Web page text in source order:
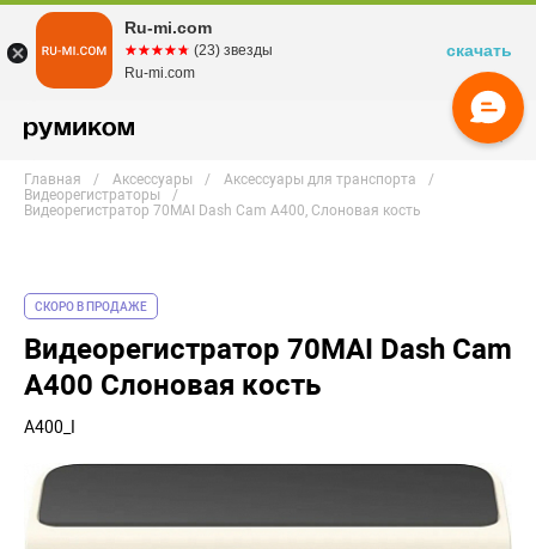
Главная Аксессуары
Аксессуары для транспорта
Видеорегистраторы
Видеорегистратор 70MAI Dash Cam A400, Слоновая кость
СКОРО В ПРОДАЖЕ
Видеорегистратор 70MAI Dash Cam
A400 Слоновая кость
A400_I
Ru-mi.com
☆☆☆☆☆
★★★★★ (23) звезды
Ru-mi.com
скачать